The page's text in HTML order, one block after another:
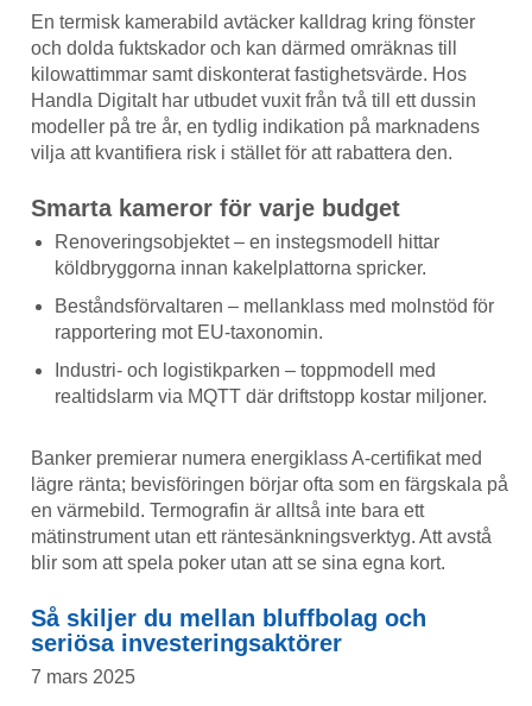
En termisk kamerabild avtäcker kalldrag kring fönster
och dolda fuktskador och kan därmed omräknas till
kilowattimmar samt diskonterat fastighetsvärde. Hos
Handla Digitalt har utbudet vuxit från två till ett dussin
modeller på tre år, en tydlig indikation på marknadens
vilja att kvantifiera risk i stället för att rabattera den.
Smarta kameror för varje budget
Renoveringsobjektet – en instegsmodell hittar
köldbryggorna innan kakelplattorna spricker.
Beståndsförvaltaren – mellanklass med molnstöd för
rapportering mot EU-taxonomin.
Industri- och logistikparken – toppmodell med
realtidslarm via MQTT där driftstopp kostar miljoner.
Banker premierar numera energiklass A-certifikat med
lägre ränta; bevisföringen börjar ofta som en färgskala på
en värmebild. Termografin är alltså inte bara ett
mätinstrument utan ett räntesänkningsverktyg. Att avstå
blir som att spela poker utan att se sina egna kort.
Så skiljer du mellan bluffbolag och
seriösa investeringsaktörer
7 mars 2025